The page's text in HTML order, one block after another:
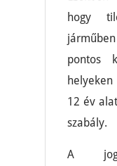
hogy
pontos
12 év
szabály.
A